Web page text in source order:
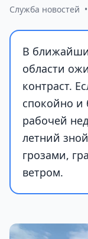
Служба новостей •
В
области
контраст.
спокойно и
рабочей
летний
грозами,
ветром.